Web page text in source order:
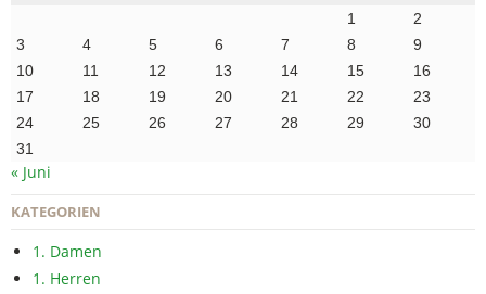
1
2
3
4 5 6 7 8
9
10
11 12 13 14 15
16
17
18 19 20 21 22
23
24
25 26 27 28 29
30
31
« Juni
KATEGORIEN
1. Damen
1. Herren